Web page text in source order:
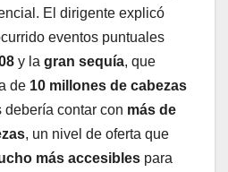
El dirigente explicó
eventos puntuales
y la gran sequía, que
de 10 millones de cabezas
debería contar con más de
, un nivel de oferta que
más accesibles para